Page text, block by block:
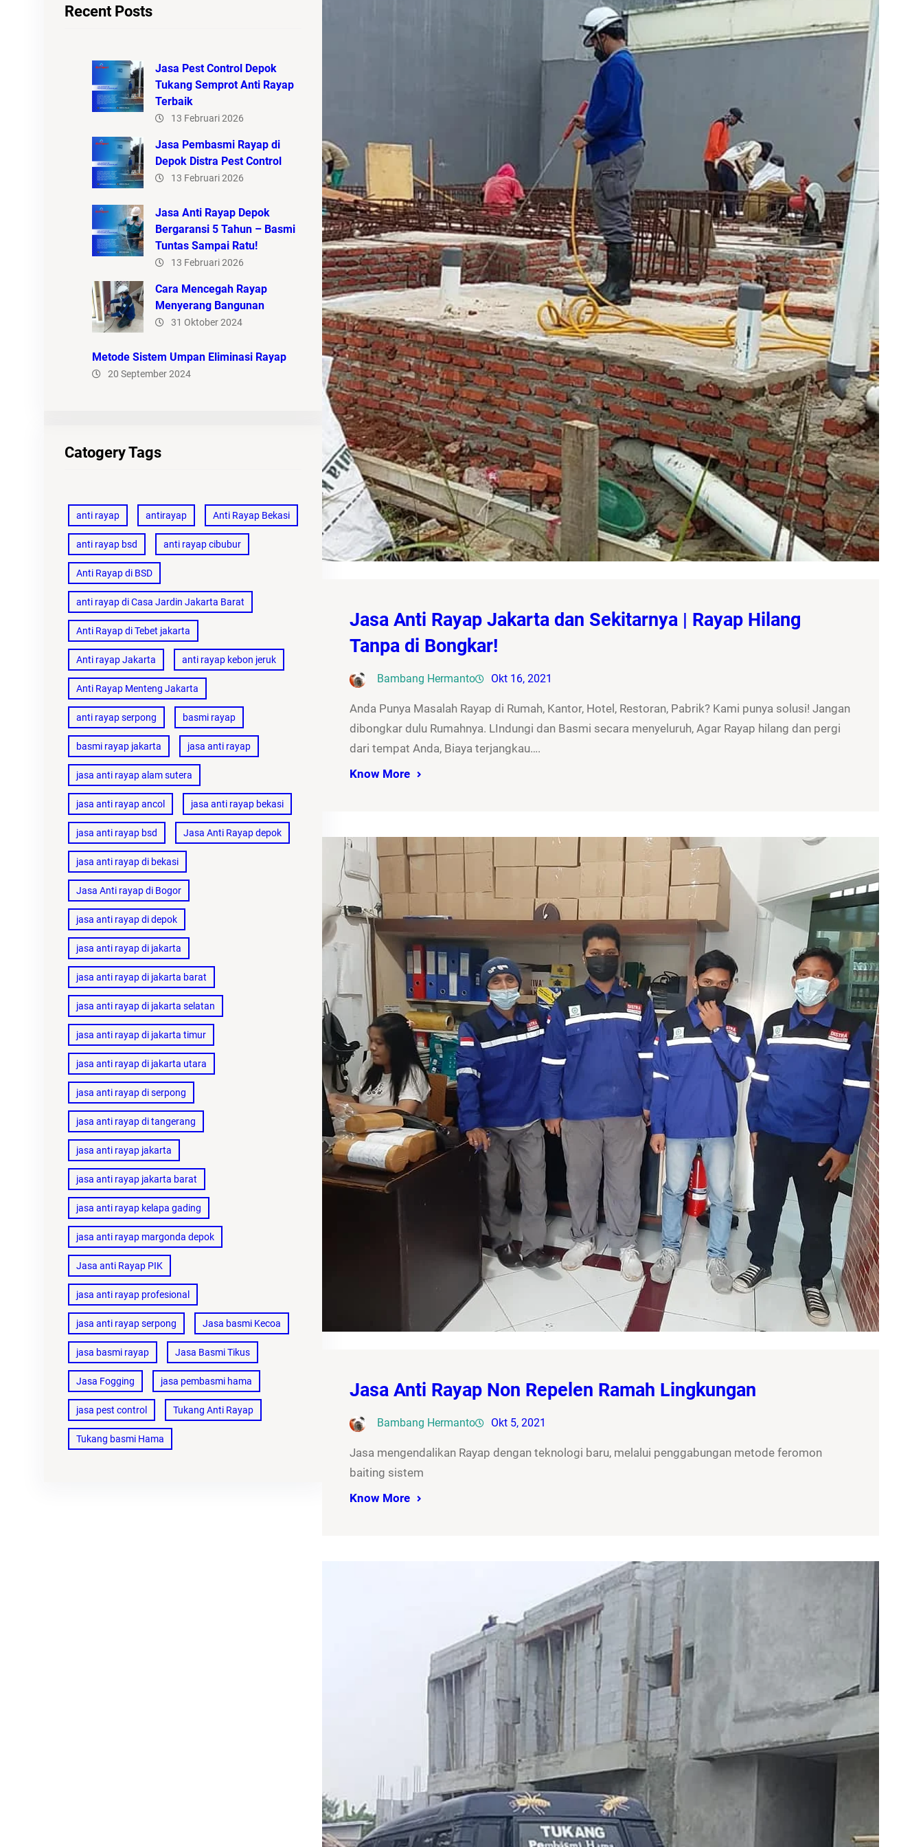
Recent Posts
Jasa Pest Control Depok
Tukang Semprot Anti Rayap
Terbaik
13 Februari 2026
Jasa Pembasmi Rayap di
Depok Distra Pest Control
13 Februari 2026
Jasa Anti Rayap Depok
Bergaransi 5 Tahun – Basmi
Tuntas Sampai Ratu!
13 Februari 2026
Cara Mencegah Rayap
Menyerang Bangunan
31 Oktober 2024
Metode Sistem Umpan Eliminasi Rayap
20 September 2024
Catogery Tags
anti rayap antirayap Anti Rayap Bekasi
anti rayap bsd anti rayap cibubur
Anti Rayap di BSD
anti rayap di Casa Jardin Jakarta Barat
Anti Rayap di Tebet jakarta
Anti rayap Jakarta anti rayap kebon jeruk
Anti Rayap Menteng Jakarta
anti rayap serpong basmi rayap
basmi rayap jakarta jasa anti rayap
jasa anti rayap alam sutera
jasa anti rayap ancol jasa anti rayap bekasi
jasa anti rayap bsd Jasa Anti Rayap depok
jasa anti rayap di bekasi
Jasa Anti rayap di Bogor
jasa anti rayap di depok
jasa anti rayap di jakarta
jasa anti rayap di jakarta barat
jasa anti rayap di jakarta selatan
jasa anti rayap di jakarta timur
jasa anti rayap di jakarta utara
jasa anti rayap di serpong
jasa anti rayap di tangerang
jasa anti rayap jakarta
jasa anti rayap jakarta barat
jasa anti rayap kelapa gading
jasa anti rayap margonda depok
Jasa anti Rayap PIK
jasa anti rayap profesional
jasa anti rayap serpong Jasa basmi Kecoa
jasa basmi rayap Jasa Basmi Tikus
Jasa Fogging jasa pembasmi hama
jasa pest control Tukang Anti Rayap
Tukang basmi Hama
Jasa Anti Rayap Jakarta dan Sekitarnya | Rayap Hilang
Tanpa di Bongkar!
Bambang Hermanto Okt 16, 2021
Anda Punya Masalah Rayap di Rumah, Kantor, Hotel, Restoran, Pabrik? Kami punya solusi! Jangan
dibongkar dulu Rumahnya. LIndungi dan Basmi secara menyeluruh, Agar Rayap hilang dan pergi
dari tempat Anda, Biaya terjangkau….
Know More
Jasa Anti Rayap Non Repelen Ramah Lingkungan
Bambang Hermanto Okt 5, 2021
Jasa mengendalikan Rayap dengan teknologi baru, melalui penggabungan metode feromon
baiting sistem
Know More